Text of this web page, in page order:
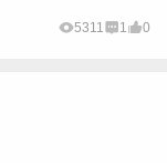
5311 1 0